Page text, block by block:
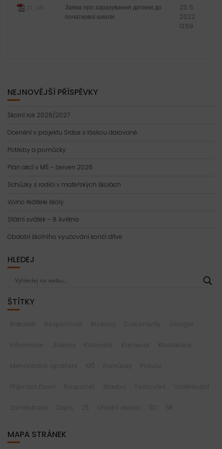
zs_uk
Заява про зарахування дитини до
початкової школи
23. 5.
2022
13:59
NEJNOVĚJŠÍ PŘÍSPĚVKY
Školní rok 2026/2027
Ocenění v projektu Srdce s láskou darované
Potřeby a pomůcky
Plán akcí v MŠ – červen 2026
Schůzky s rodiči v mateřských školách
Volno ředitele školy
Státní svátek – 8. května
Období školního vyučování končí dříve
HLEDEJ
ŠTÍTKY
Bakaláři Bezpečnost Budova Dokumenty Google
Informace Jídelna Kalendář Karneval Klasifikace
Mimořádná opatření MŠ Pomůcky Provoz
Přijímací řízení Rozpočet Stavba Testování Vzdělávání
Zaměstnání Zápis ZŠ Úřední deska ŠD ŠR
MAPA STRÁNEK